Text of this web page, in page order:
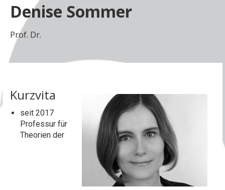
Denise Sommer
Prof. Dr.
Kurzvita
seit 2017
Professur für
Theorien der